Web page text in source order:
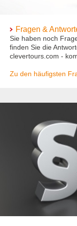
Fragen &
Sie haben noch
finden Sie die
clevertours.com -
Zu den häufigsten